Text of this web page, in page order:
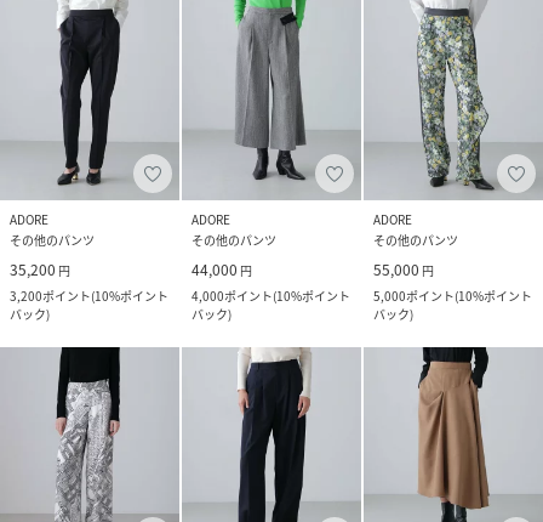
ADORE
その他のパンツ
35,200 円
3,200ポイント(10%ポイント
バック)
ADORE
その他のパンツ
44,000 円
4,000ポイント(10%ポイント
バック)
ADORE
その他のパンツ
55,000 円
5,000ポイント(10%ポイント
バック)